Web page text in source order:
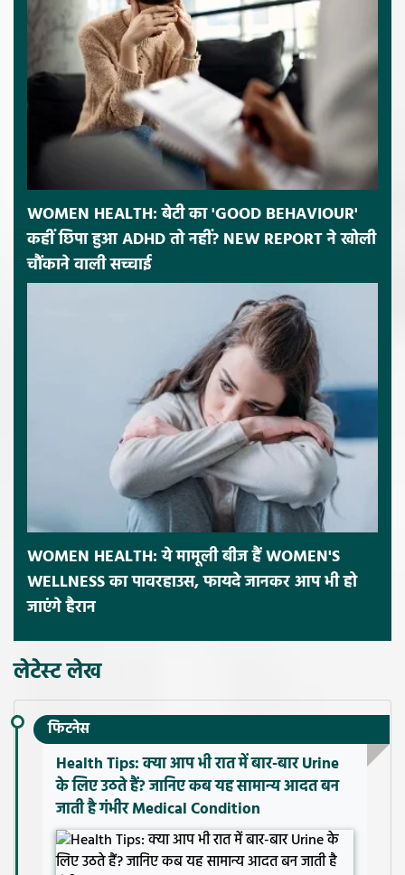
WOMEN HEALTH: बेटी का 'GOOD BEHAVIOUR'
कहीं छिपा हुआ ADHD तो नहीं? NEW REPORT ने खोली
चौंकाने वाली सच्चाई
WOMEN HEALTH: ये मामूली बीज हैं WOMEN'S
WELLNESS का पावरहाउस, फायदे जानकर आप भी हो
जाएंगे हैरान
लेटेस्ट लेख
फिटनेस
Health Tips: क्या आप भी रात में बार-बार Urine
के लिए उठते हैं? जानिए कब यह सामान्य आदत बन
जाती है गंभीर Medical Condition